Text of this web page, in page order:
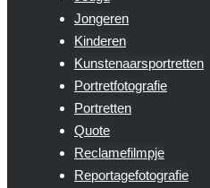
Jongeren
Kinderen
Kunstenaarsportretten
Portretfotografie
Portretten
Quote
Reclamefilmpje
Reportagefotografie